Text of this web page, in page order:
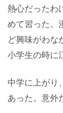
熱心だったわ
めて習った。
ど興味がわな
小学生の時に
中学に上がり
あった。意外